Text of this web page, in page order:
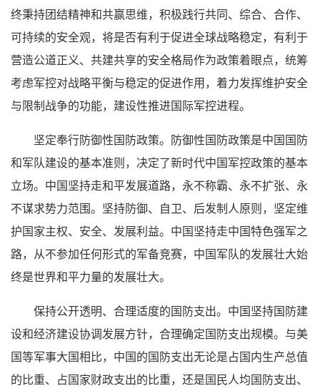
终秉持团结精神和共赢思维，积极践行共同、综合、合作、
可持续的安全观，将是否有利于促进全球战略稳定，有利于
营造公道正义、共建共享的安全格局作为政策着眼点，统筹
考虑军控对战略平衡与稳定的促进作用，着力发挥维护安全
与限制战争的功能，建设性推进国际军控进程。
坚定奉行防御性国防政策。防御性国防政策是中国国防
和军队建设的基本准则，决定了新时代中国军控政策的基本
立场。中国坚持走和平发展道路，永不称霸、永不扩张、永
不谋求势力范围。坚持防御、自卫、后发制人原则，坚定维
护国家主权、安全、发展利益。中国坚持走中国特色强军之
路，从不参加任何形式的军备竞赛，中国军队的发展壮大始
终是世界和平力量的发展壮大。
保持公开透明、合理适度的国防支出。中国坚持国防建
设和经济建设协调发展方针，合理确定国防支出规模。与美
国等军事大国相比，中国的国防支出无论是占国内生产总值
的比重、占国家财政支出的比重，还是国民人均国防支出、